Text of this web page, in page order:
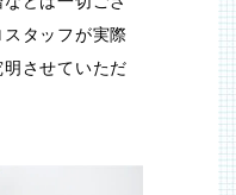
タッフが実際
させていただ